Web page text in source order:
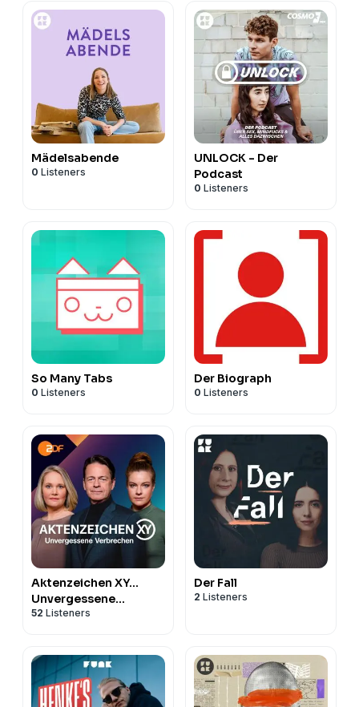
Mädelsabende
0 Listeners
UNLOCK - Der
Podcast
0 Listeners
So Many Tabs
0 Listeners
Der Biograph
0 Listeners
Aktenzeichen XY…
Unvergessene
Verbrechen
52 Listeners
Der Fall
2 Listeners